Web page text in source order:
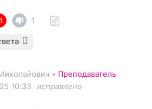
1
• Преподаватель
10:33
исправлено